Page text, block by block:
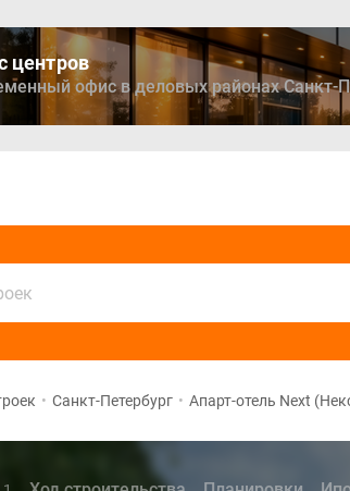
центров
офис в деловых районах Санкт-
• Санкт-Петербург • Апарт-отель Next